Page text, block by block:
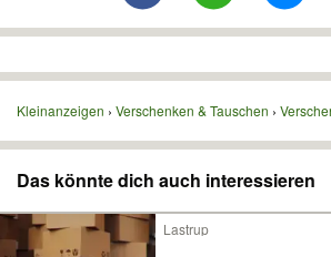
Kleinanzeigen Verschenken & Tauschen
Das könnte dich auch interessieren
Lastrup